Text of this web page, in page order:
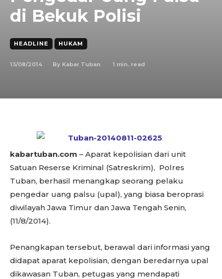
di Bekuk Polisi
HEADLINE HUKAM
13/08/2014 By Kabar Tuban 1 min. read
kabartuban.com – Aparat kepolisian dari unit
Satuan Reserse Kriminal (Satreskrim), Polres
Tuban, berhasil menangkap seorang pelaku
pengedar uang palsu (upal), yang biasa beroprasi
diwilayah Jawa Timur dan Jawa Tengah Senin,
(11/8/2014).
Penangkapan tersebut, berawal dari informasi yang
didapat aparat kepolisian, dengan beredarnya upal
dikawasan Tuban, petugas yang mendapati